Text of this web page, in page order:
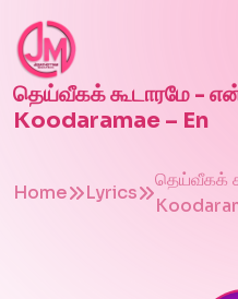
தெய்வீகக் கூடாரமே -
Koodaramae – En
Home Lyrics
தெய்வீகக்